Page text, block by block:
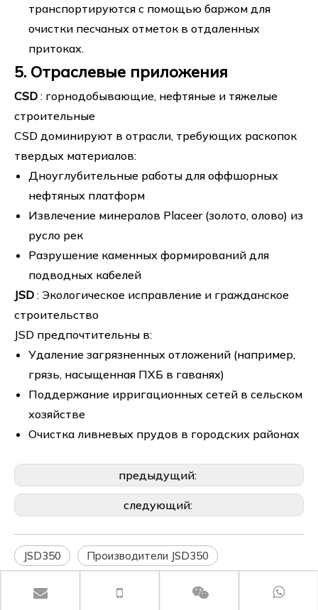
транспортируются с помощью баржом для
очистки песчаных отметок в отдаленных
притоках.
5. Отраслевые приложения
CSD : горнодобывающие, нефтяные и тяжелые
строительные
CSD доминируют в отрасли, требующих раскопок
твердых материалов:
Дноуглубительные работы для оффшорных
нефтяных платформ
Извлечение минералов Placeer (золото, олово) из
русло рек
Разрушение каменных формирований для
подводных кабелей
JSD : Экологическое исправление и гражданское
строительство
JSD предпочтительны в:
Удаление загрязненных отложений (например,
грязь, насыщенная ПХБ в гаванях)
Поддержание ирригационных сетей в сельском
хозяйстве
Очистка ливневых прудов в городских районах
предыдущий:
следующий:
JSD350 Производители JSD350
JSD350 Китай